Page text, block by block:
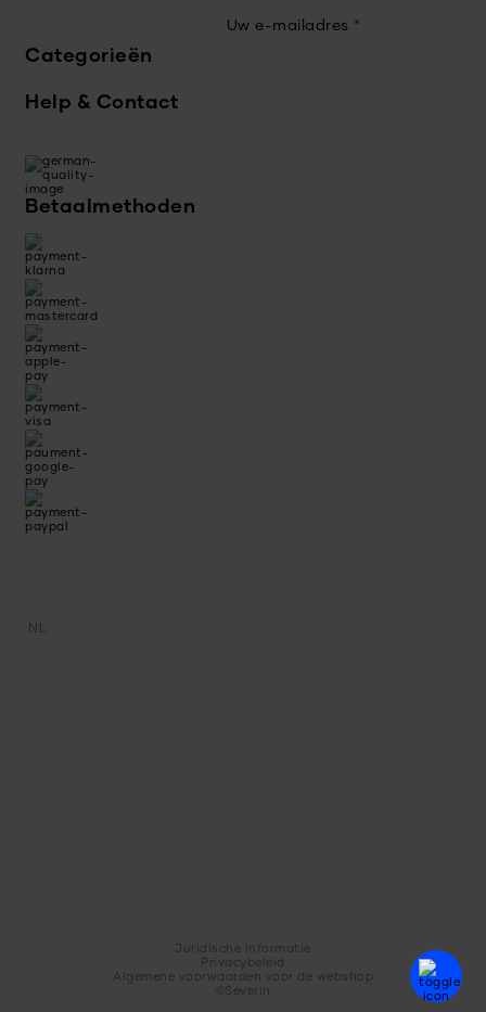
Uw e-mailadres *
Categorieën
Help & Contact
Betaalmethoden
NL
Juridische informatie
Privacybeleid
Algemene voorwaarden voor de webshop
©Severin